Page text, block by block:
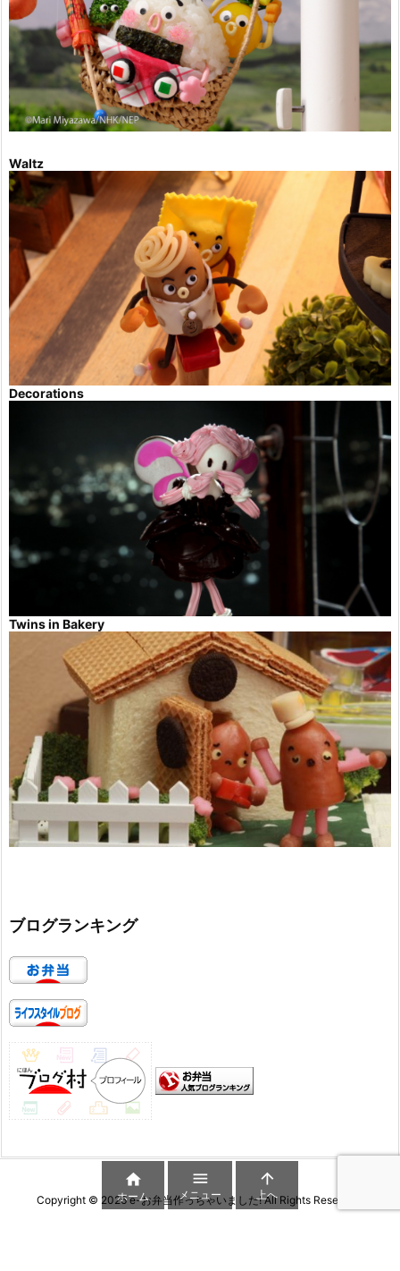
Waltz
Decorations
Twins in Bakery
ブログランキング
Copyright © 2026 e-お弁当作っちゃいました!All Rights Reserved.

ホーム

メニュー

上へ